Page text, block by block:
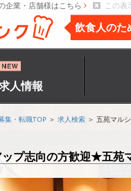
企業・店舗様はこちら この表
飲食人のた
人情報
集・転職TOP ＞ 求人検索 ＞ 五苑マル
プ志向の方歓迎★五苑